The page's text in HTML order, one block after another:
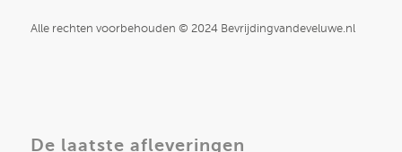
Alle rechten voorbehouden © 2024 Bevrijdingvandeveluwe.nl
De laatste afleveringen